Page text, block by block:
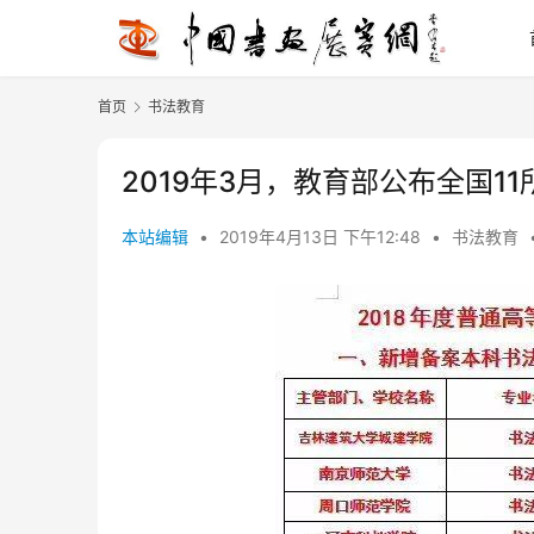
首页 书法教育
2019年3月，教育部公布全国
本站编辑 • 2019年4月13日 下午12:48 • 书法教育